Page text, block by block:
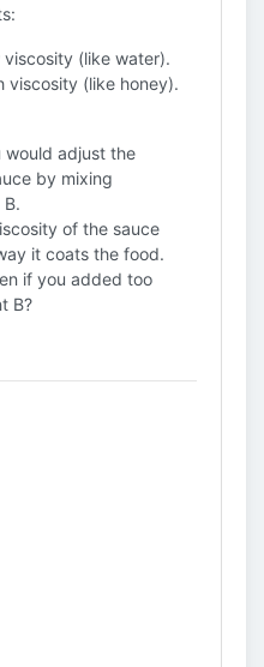
viscosity (like water).
viscosity (like honey).
would adjust the
by mixing
of the sauce
it coats the food.
if you added too
B?